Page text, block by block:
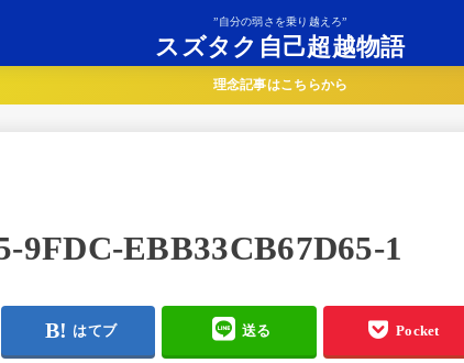
”自分の弱さを乗り越えろ”
スズタク自己超越物語
理念記事はこちらから
9FDC-EBB33CB67D65-1
はてブ 送る Pocket